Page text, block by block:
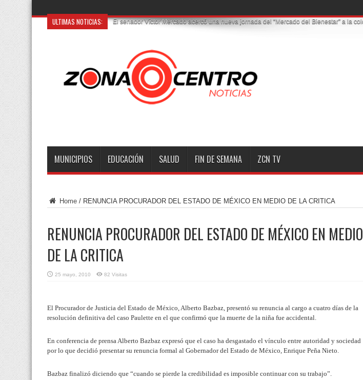
MUNICIPIOS EDUCACIÓN SALUD FIN DE SEMANA ZCN TV
Home / RENUNCIA PROCURADOR DEL ESTADO DE MÉXICO EN MEDIO DE LA CRITICA
RENUNCIA PROCURADOR DEL ESTADO DE MÉXICO EN MEDIO
DE LA CRITICA
25 mayo, 2010 82 Visitas
El Procurador de Justicia del Estado de México, Alberto Bazbaz, presentó su renuncia al cargo a cuatro días de la
resolución definitiva del caso Paulette en el que confirmó que la muerte de la niña fue accidental.
En conferencia de prensa Alberto Bazbaz expresó que el caso ha desgastado el vínculo entre autoridad y sociedad
por lo que decidió presentar su renuncia formal al Gobernador del Estado de México, Enrique Peña Nieto.
Bazbaz finalizó diciendo que “cuando se pierde la credibilidad es imposible continuar con su trabajo”.